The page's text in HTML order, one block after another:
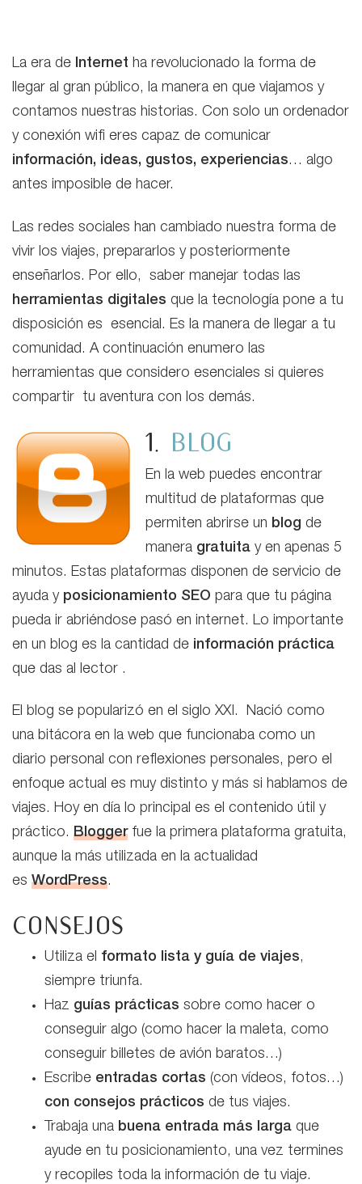
La era de Internet ha revolucionado la forma de
llegar al gran público, la manera en que viajamos y
contamos nuestras historias. Con solo un ordenador
y conexión wifi eres capaz de comunicar
información, ideas, gustos, experiencias… algo
antes imposible de hacer.
Las redes sociales han cambiado nuestra forma de
vivir los viajes, prepararlos y posteriormente
enseñarlos. Por ello, saber manejar todas las
herramientas digitales que la tecnología pone a tu
disposición es esencial. Es la manera de llegar a tu
comunidad. A continuación enumero las
herramientas que considero esenciales si quieres
compartir tu aventura con los demás.
1. Blog
En la web puedes encontrar
multitud de plataformas que
permiten abrirse un blog de
manera gratuita y en apenas 5
minutos. Estas plataformas disponen de servicio de
ayuda y posicionamiento SEO para que tu página
pueda ir abriéndose pasó en internet. Lo importante
en un blog es la cantidad de información práctica
que das al lector .
El blog se popularizó en el siglo XXI. Nació como
una bitácora en la web que funcionaba como un
diario personal con reflexiones personales, pero el
enfoque actual es muy distinto y más si hablamos de
viajes. Hoy en día lo principal es el contenido útil y
práctico. Bloggerfue la primera plataforma gratuita,
aunque la más utilizada en la actualidad
es WordPress.
Consejos
Utiliza el formato lista y guía de viajes,
siempre triunfa.
Haz guías prácticas sobre como hacer o
conseguir algo (como hacer la maleta, como
conseguir billetes de avión baratos…)
Escribe entradas cortas (con vídeos, fotos…)
con consejos prácticos de tus viajes.
Trabaja una buena entrada más larga que
ayude en tu posicionamiento, una vez termines
y recopiles toda la información de tu viaje.